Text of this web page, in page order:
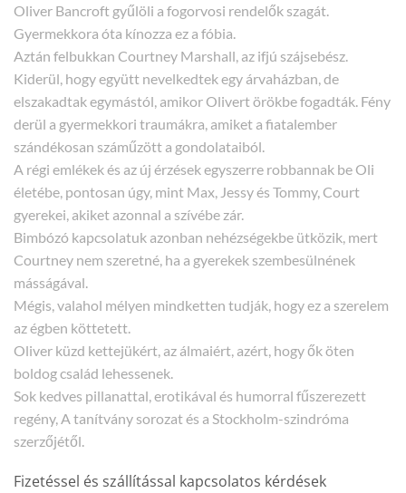
Oliver Bancroft gyűlöli a fogorvosi rendelők szagát.
Gyermekkora óta kínozza ez a fóbia.
Aztán felbukkan Courtney Marshall, az ifjú szájsebész.
Kiderül, hogy együtt nevelkedtek egy árvaházban, de
elszakadtak egymástól, amikor Olivert örökbe fogadták. Fény
derül a gyermekkori traumákra, amiket a fiatalember
szándékosan száműzött a gondolataiból.
A régi emlékek és az új érzések egyszerre robbannak be Oli
életébe, pontosan úgy, mint Max, Jessy és Tommy, Court
gyerekei, akiket azonnal a szívébe zár.
Bimbózó kapcsolatuk azonban nehézségekbe ütközik, mert
Courtney nem szeretné, ha a gyerekek szembesülnének
másságával.
Mégis, valahol mélyen mindketten tudják, hogy ez a szerelem
az égben köttetett.
Oliver küzd kettejükért, az álmaiért, azért, hogy ők öten
boldog család lehessenek.
Sok kedves pillanattal, erotikával és humorral fűszerezett
regény, A tanítvány sorozat és a Stockholm-szindróma
szerzőjétől.
Fizetéssel és szállítással kapcsolatos kérdések